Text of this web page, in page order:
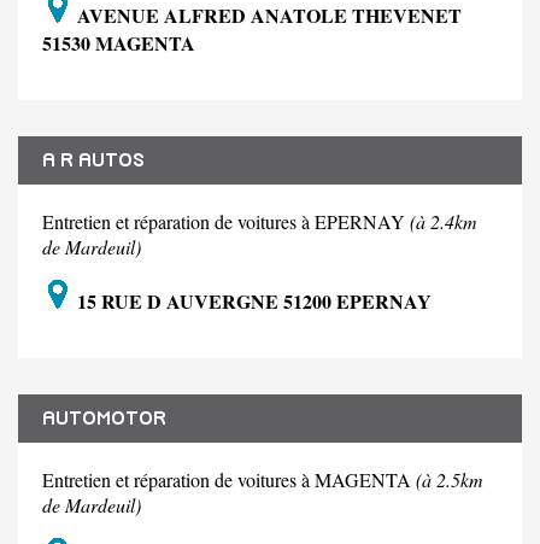
AVENUE ALFRED ANATOLE THEVENET
51530 MAGENTA
A R AUTOS
Entretien et réparation de voitures à EPERNAY (à 2.4km
de Mardeuil)
15 RUE D AUVERGNE 51200 EPERNAY
AUTOMOTOR
Entretien et réparation de voitures à MAGENTA(à 2.5km
de Mardeuil)